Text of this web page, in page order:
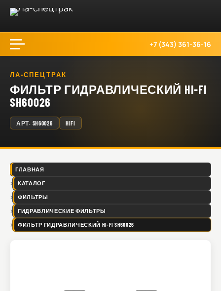
+7 (343) 361-36-16
ЛА-СПЕЦТРАК
ФИЛЬТР ГИДРАВЛИЧЕСКИЙ HI-FI
SH60026
АРТ. SH60026 HIFI
ГЛАВНАЯ
КАТАЛОГ
ФИЛЬТРЫ
ГИДРАВЛИЧЕСКИЕ ФИЛЬТРЫ
ФИЛЬТР ГИДРАВЛИЧЕСКИЙ HI-FI SH60026